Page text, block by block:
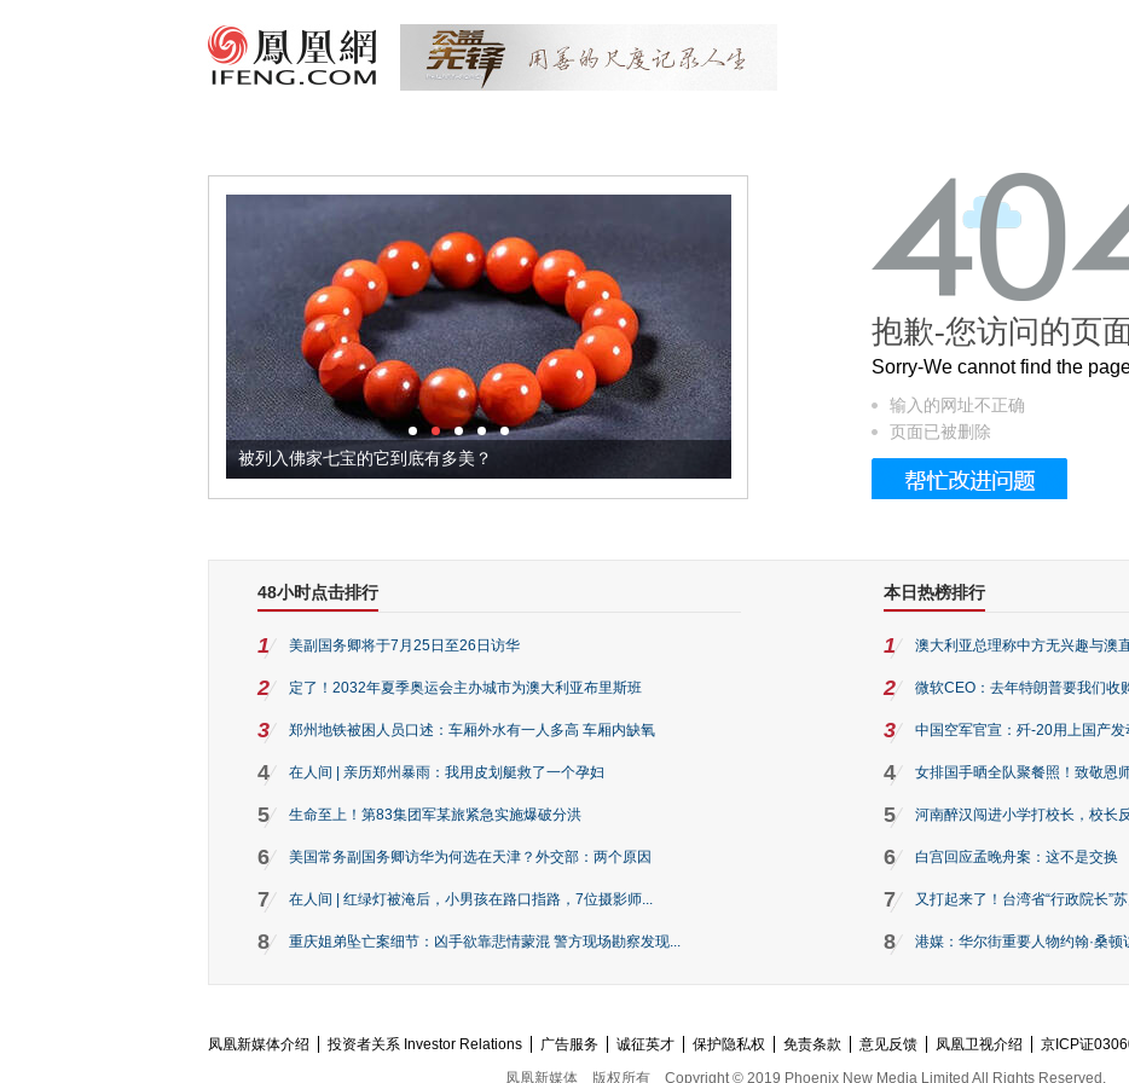
被列入佛家七宝的它到底有多美？ 这个3.2米的长卷，还原了600岁的紫禁城
抱歉-您访问的页
Sorry-We cannot find the
输入的网址不正确
页面已被删除
48小时点击排行
1 美副国务卿将于7月25日至26日访华
2 定了！2032年夏季奥运会主办城市为澳大利亚布里斯班
3 郑州地铁被困人员口述：车厢外水有一人多高 车厢内缺氧
4 在人间 | 亲历郑州暴雨：我用皮划艇救了一个孕妇
5 生命至上！第83集团军某旅紧急实施爆破分洪
6 美国常务副国务卿访华为何选在天津？外交部：两个原因
7 在人间 | 红绿灯被淹后，小男孩在路口指路，7位摄影师...
8 重庆姐弟坠亡案细节：凶手欲靠悲情蒙混 警方现场勘察发现...
本日热榜排行
1 澳大利亚总理称中方无兴趣与澳
2 微软CEO：去年特朗普要我们收
3 中国空军官宣：歼-20用上国产发
4 女排国手晒全队聚餐照！致敬恩
5 河南醉汉闯进小学打校长，校长
6 白宫回应孟晚舟案：这不是交换
7 又打起来了！台湾省“行政院长”
8 港媒：华尔街重要人物约翰·桑顿
凤凰新媒体介绍 投资者关系 Investor Relations 广告服务 诚征英才 保护隐私权 免责条款 意见反馈 凤凰卫视介绍 京ICP证
凤凰新媒体
版权所有 Copyright © 2019 Phoenix New Media Limited All Rights Reserved.